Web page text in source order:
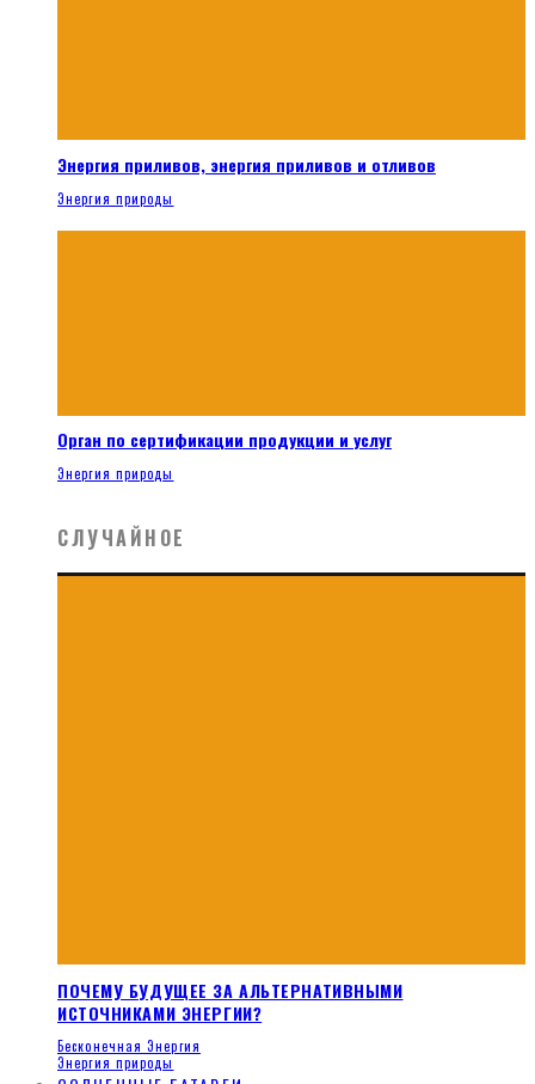
Энергия приливов, энергия приливов и отливов
Энергия природы
Орган по сертификации продукции и услуг
Энергия природы
СЛУЧАЙНОЕ
ПОЧЕМУ БУДУЩЕЕ ЗА АЛЬТЕРНАТИВНЫМИ
ИСТОЧНИКАМИ ЭНЕРГИИ?
Бесконечная Энергия
Энергия природы